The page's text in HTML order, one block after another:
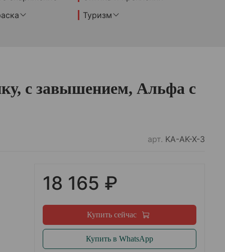
Туризм
с завышением, Альфа с
арт. KA-AK-X-3
18 165 ₽
Купить сейчас
Купить в WhatsApp